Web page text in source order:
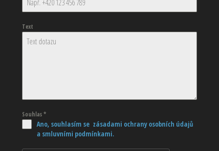
Text
Souhlas*
Ano, souhlasím se zásadami ochrany osobních údajů
a smluvními podmínkami.